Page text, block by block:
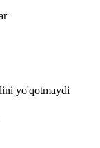
yo'qotmaydi